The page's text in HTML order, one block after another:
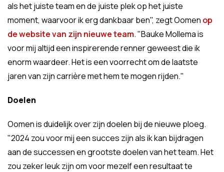
als het juiste team en de juiste plek op het juiste
moment, waarvoor ik erg dankbaar ben", zegt Oomen op
de website van zijn nieuwe team. "Bauke Mollema is
voor mij altijd een inspirerende renner geweest die ik
enorm waardeer. Het is een voorrecht om de laatste
jaren van zijn carrière met hem te mogen rijden."
Doelen
Oomen is duidelijk over zijn doelen bij de nieuwe ploeg.
"2024 zou voor mij een succes zijn als ik kan bijdragen
aan de successen en grootste doelen van het team. Het
zou zeker leuk zijn om voor mezelf een resultaat te